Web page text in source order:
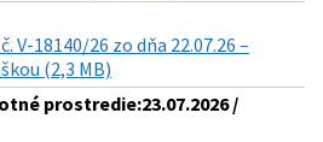
V-18140/26 zo dňa 22.07.26 –
(2,3 MB)
prostredie:23.07.2026 /